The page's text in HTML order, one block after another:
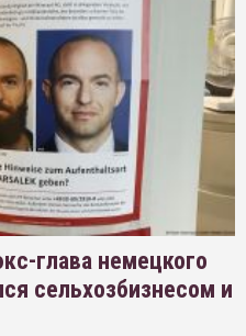
глава немецкого
сельхозбизнесом и